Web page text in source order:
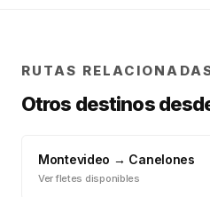
RUTAS
Otros destinos
Montevideo → Canelones
Ver fletes disponibles